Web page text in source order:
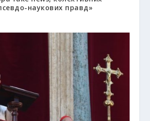
наукових правд»